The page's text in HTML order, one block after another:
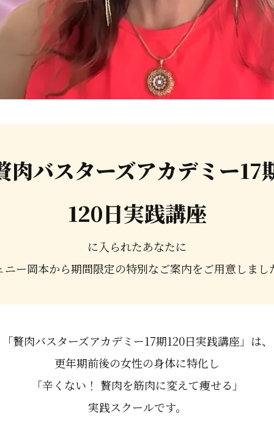
肉バスターズアカデミー17
120日実践講座
に入られたあなたに
ニー岡本から期間限定の特別なご案内をご用意しまし
「贅肉バスターズアカデミー17期120日実践講座」は、
更年期前後の女性の身体に特化し
「辛くない！ 贅肉を筋肉に変えて痩せる」
実践スクールです。